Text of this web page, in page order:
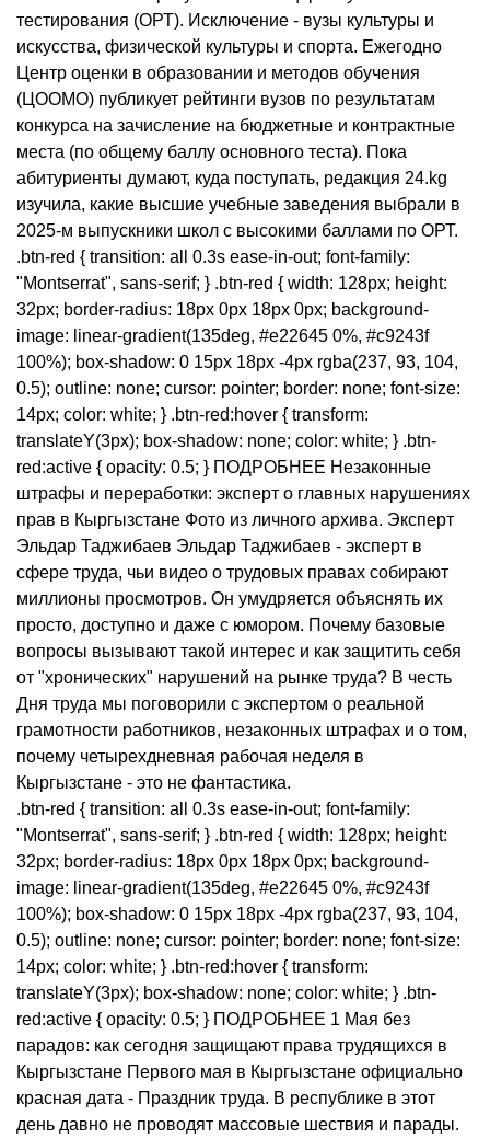
тестирования (ОРТ). Исключение - вузы культуры и
искусства, физической культуры и спорта. Ежегодно
Центр оценки в образовании и методов обучения
(ЦООМО) публикует рейтинги вузов по результатам
конкурса на зачисление на бюджетные и контрактные
места (по общему баллу основного теста). Пока
абитуриенты думают, куда поступать, редакция 24.kg
изучила, какие высшие учебные заведения выбрали в
2025-м выпускники школ с высокими баллами по ОРТ.
.btn-red { transition: all 0.3s ease-in-out; font-family:
"Montserrat", sans-serif; } .btn-red { width: 128px; height:
32px; border-radius: 18px 0px 18px 0px; background-
image: linear-gradient(135deg, #e22645 0%, #c9243f
100%); box-shadow: 0 15px 18px -4px rgba(237, 93, 104,
0.5); outline: none; cursor: pointer; border: none; font-size:
14px; color: white; } .btn-red:hover { transform:
translateY(3px); box-shadow: none; color: white; } .btn-
red:active { opacity: 0.5; } ПОДРОБНЕЕ Незаконные
штрафы и переработки: эксперт о главных нарушениях
прав в Кыргызстане Фото из личного архива. Эксперт
Эльдар Таджибаев Эльдар Таджибаев - эксперт в
сфере труда, чьи видео о трудовых правах собирают
миллионы просмотров. Он умудряется объяснять их
просто, доступно и даже с юмором. Почему базовые
вопросы вызывают такой интерес и как защитить себя
от "хронических" нарушений на рынке труда? В честь
Дня труда мы поговорили с экспертом о реальной
грамотности работников, незаконных штрафах и о том,
почему четырехдневная рабочая неделя в
Кыргызстане - это не фантастика.
.btn-red { transition: all 0.3s ease-in-out; font-family:
"Montserrat", sans-serif; } .btn-red { width: 128px; height:
32px; border-radius: 18px 0px 18px 0px; background-
image: linear-gradient(135deg, #e22645 0%, #c9243f
100%); box-shadow: 0 15px 18px -4px rgba(237, 93, 104,
0.5); outline: none; cursor: pointer; border: none; font-size:
14px; color: white; } .btn-red:hover { transform:
translateY(3px); box-shadow: none; color: white; } .btn-
red:active { opacity: 0.5; } ПОДРОБНЕЕ 1 Мая без
парадов: как сегодня защищают права трудящихся в
Кыргызстане Первого мая в Кыргызстане официально
красная дата - Праздник труда. В республике в этот
день давно не проводят массовые шествия и парады.